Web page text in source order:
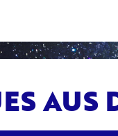
AUS